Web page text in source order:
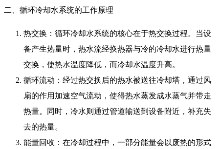
二、循环冷却水系统的工作原理
热交换：循环冷却水系统的核心在于热交换过程。当设
备产生热量时，热水流经换热器与冷的冷却水进行热量
交换，使热水温度降低，而冷却水温度升高。
循环流动：经过热交换后的热水被送往冷却塔，通过风
扇的作用加速空气流动，使得热水蒸发成水蒸气并带走
热量。同时，冷水则通过管道输送到设备附近，补充失
去的热量。
能量回收：在冷却过程中，一部分能量会以废热的形式